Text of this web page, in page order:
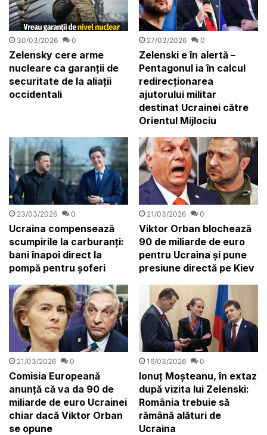
30/03/2026 0
Zelensky cere arme
nucleare ca garanții de
securitate de la aliații
occidentali
27/03/2026 0
Zelenski e în alertă –
Pentagonul ia în calcul
redirecționarea
ajutorului militar
destinat Ucrainei către
Orientul Mijlociu
23/03/2026 0
Ucraina compensează
scumpirile la carburanți:
bani înapoi direct la
pompă pentru șoferi
21/03/2026 0
Viktor Orban blochează
90 de miliarde de euro
pentru Ucraina și pune
presiune directă pe Kiev
21/03/2026 0
Comisia Europeană
anunță că va da 90 de
miliarde de euro Ucrainei
chiar dacă Viktor Orban
se opune
16/03/2026 0
Ionuț Moșteanu, în extaz
după vizita lui Zelenski:
România trebuie să
rămână alături de
Ucraina